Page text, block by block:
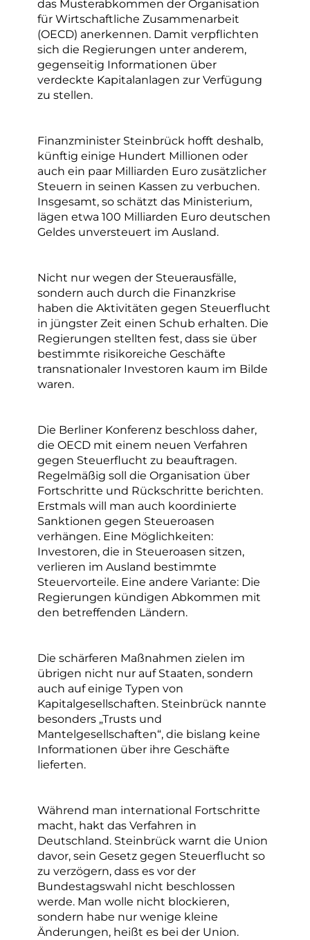
das Musterabkommen der Organisation
für Wirtschaftliche Zusammenarbeit
(OECD) anerkennen. Damit verpflichten
sich die Regierungen unter anderem,
gegenseitig Informationen über
verdeckte Kapitalanlagen zur Verfügung
zu stellen.
Finanzminister Steinbrück hofft deshalb,
künftig einige Hundert Millionen oder
auch ein paar Milliarden Euro zusätzlicher
Steuern in seinen Kassen zu verbuchen.
Insgesamt, so schätzt das Ministerium,
lägen etwa 100 Milliarden Euro deutschen
Geldes unversteuert im Ausland.
Nicht nur wegen der Steuerausfälle,
sondern auch durch die Finanzkrise
haben die Aktivitäten gegen Steuerflucht
in jüngster Zeit einen Schub erhalten. Die
Regierungen stellten fest, dass sie über
bestimmte risikoreiche Geschäfte
transnationaler Investoren kaum im Bilde
waren.
Die Berliner Konferenz beschloss daher,
die OECD mit einem neuen Verfahren
gegen Steuerflucht zu beauftragen.
Regelmäßig soll die Organisation über
Fortschritte und Rückschritte berichten.
Erstmals will man auch koordinierte
Sanktionen gegen Steueroasen
verhängen. Eine Möglichkeiten:
Investoren, die in Steueroasen sitzen,
verlieren im Ausland bestimmte
Steuervorteile. Eine andere Variante: Die
Regierungen kündigen Abkommen mit
den betreffenden Ländern.
Die schärferen Maßnahmen zielen im
übrigen nicht nur auf Staaten, sondern
auch auf einige Typen von
Kapitalgesellschaften. Steinbrück nannte
besonders „Trusts und
Mantelgesellschaften“, die bislang keine
Informationen über ihre Geschäfte
lieferten.
Während man international Fortschritte
macht, hakt das Verfahren in
Deutschland. Steinbrück warnt die Union
davor, sein Gesetz gegen Steuerflucht so
zu verzögern, dass es vor der
Bundestagswahl nicht beschlossen
werde. Man wolle nicht blockieren,
sondern habe nur wenige kleine
Änderungen, heißt es bei der Union.